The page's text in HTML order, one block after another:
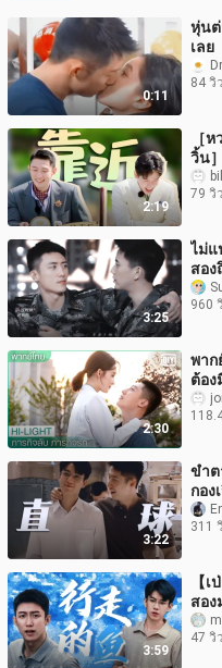
0:11
หุ่น
เลย
84 วิว
2:19
［
วิ้น
ควา
79 วิว
3:25
ไม่แ
สอง
ขนา
แต่ง
960
2:30
พาก
ต้อง
ภาร
3:22
ขำต
กอง
แบบ
หันม
311
3:59
【
สอง
กล่า
ฉันล่
47 วิว